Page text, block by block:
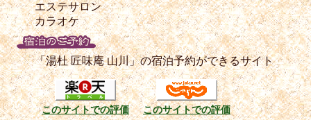
エステサロン
カラオケ
「湯杜 匠味庵 山川」の宿泊予約ができるサイト
このサイトでの評価 このサイトでの評価